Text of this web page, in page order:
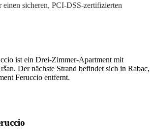
einen sicheren, PCI-DSS-zertifizierten
ist ein Drei-Zimmer-Apartment mit
Der nächste Strand befindet sich in Rabac,
Feruccio entfernt.